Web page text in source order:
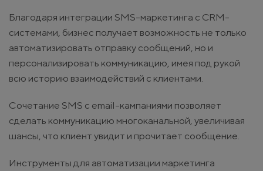
Благодаря интеграции SMS-маркетинга с CRM-
системами, бизнес получает возможность не только
автоматизировать отправку сообщений, но и
персонализировать коммуникацию, имея под рукой
всю историю взаимодействий с клиентами.
Сочетание SMS с email-кампаниями позволяет
сделать коммуникацию многоканальной, увеличивая
шансы, что клиент увидит и прочитает сообщение.
Инструменты для автоматизации маркетинга